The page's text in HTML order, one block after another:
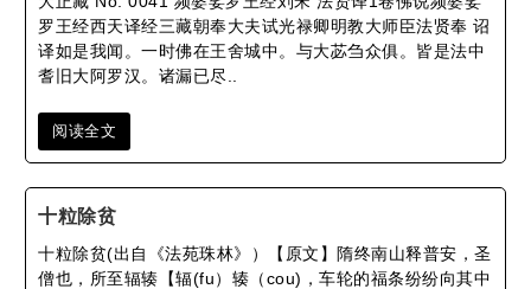
罗王经西天译经三藏朝奉大夫试光禄卿明教大师臣法贤奉 诏
译如是我闻。一时佛在王舍城中。与大苾刍众俱。皆是法中
耆旧大阿罗汉。诸漏已尽..
阅读全文
十粒除贫
十粒除贫(出自《法苑珠林》）【原文】隋终南山释普安，圣
僧也，所至辐辏【辐(fu）辏（cou)，车轮的福条纷纷向其中